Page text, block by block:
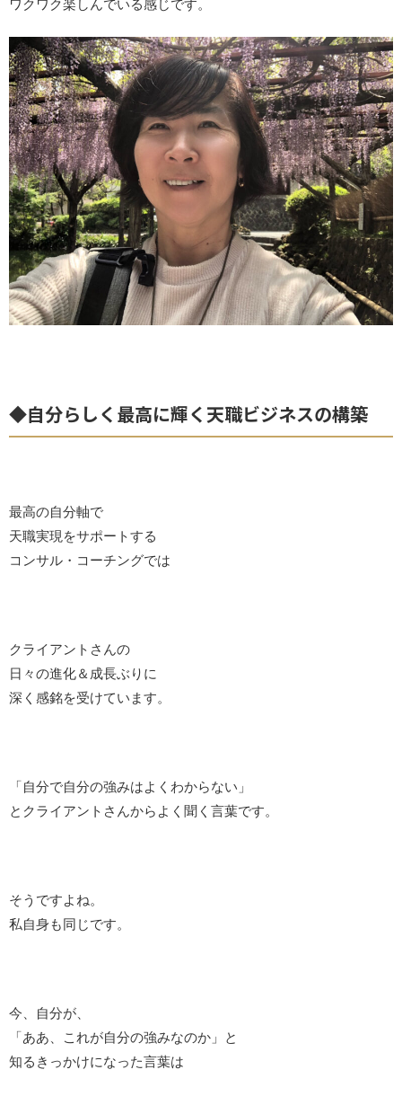
ワクワク楽しんでいる感じです。
◆自分らしく最高に輝く天職ビジネスの構築
最高の自分軸で
天職実現をサポートする
コンサル・コーチングでは
クライアントさんの
日々の進化＆成長ぶりに
深く感銘を受けています。
「自分で自分の強みはよくわからない」
とクライアントさんからよく聞く言葉です。
そうですよね。
私自身も同じです。
今、自分が、
「ああ、これが自分の強みなのか」と
知るきっかけになった言葉は